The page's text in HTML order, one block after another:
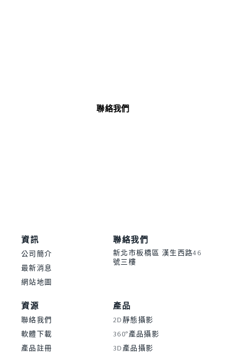
聯絡我們
資訊
公司簡介
最新消息
網站地圖
聯絡我們
新北市板橋區 漢生西路46
號三樓
資源
聯絡我們
軟體下載
產品註冊
產品
2D靜態攝影
360°產品攝影
3D產品攝影